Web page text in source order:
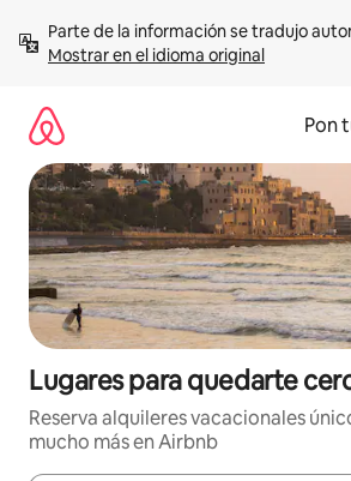
contenidoMostrar en el idioma original
Pon
Lugares para quedarte
Reserva alquileres vacacionales
mucho más en Airbnb